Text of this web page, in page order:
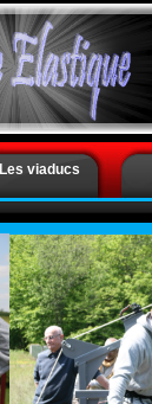
Les viaducs